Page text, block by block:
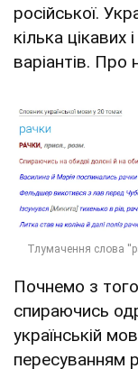
російської.
кілька цікавих
варіантів. Про
Почнемо з
спираючись
українській
пересуванням